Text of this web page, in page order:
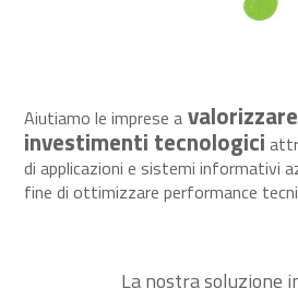
Aiutiamo le imprese a
investimenti tecnologici
di applicazioni e sistemi informativi
fine di ottimizzare performance
La nostra soluzione